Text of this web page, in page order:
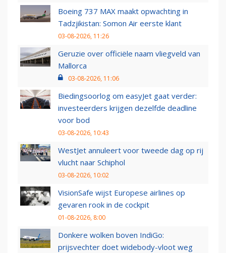
Boeing 737 MAX maakt opwachting in
Tadzjikistan: Somon Air eerste klant
03-08-2026, 11:26
Geruzie over officiële naam vliegveld van
Mallorca
03-08-2026, 11:06
Biedingsoorlog om easyJet gaat verder:
investeerders krijgen dezelfde deadline
voor bod
03-08-2026, 10:43
WestJet annuleert voor tweede dag op rij
vlucht naar Schiphol
03-08-2026, 10:02
VisionSafe wijst Europese airlines op
gevaren rook in de cockpit
01-08-2026, 8:00
Donkere wolken boven IndiGo:
prijsvechter doet widebody-vloot weg